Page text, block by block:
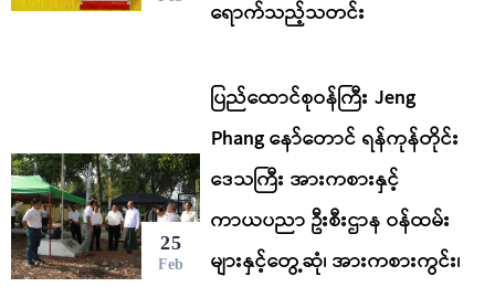
ရောက်သည့်သတင်း
25
Feb
ပြည်ထောင်စုဝန်ကြီး Jeng
Phang နော်တောင် ရန်ကုန်တိုင်း
ဒေသကြီး အားကစားနှင့်
ကာယပညာ ဦးစီးဌာန ဝန်ထမ်း
များနှင့်တွေ့ဆုံ၊ အားကစားကွင်း၊